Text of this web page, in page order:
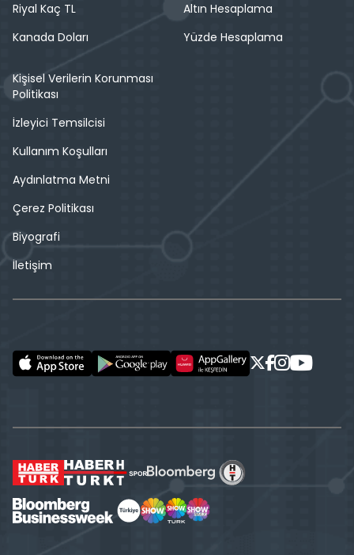
Riyal Kaç TL
Kanada Doları
Altın Hesaplama
Yüzde Hesaplama
Kişisel Verilerin Korunması
Politikası
İzleyici Temsilcisi
Kullanım Koşulları
Aydınlatma Metni
Çerez Politikası
Biyografi
İletişim